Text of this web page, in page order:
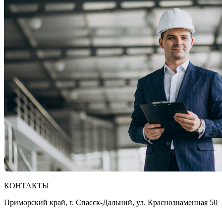
КОНТАКТЫ
Приморский край, г. Спасск-Дальний, ул. Краснознаменная 50